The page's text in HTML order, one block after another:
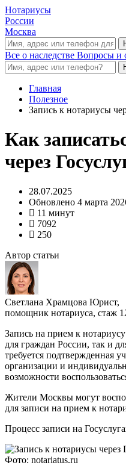
Нотариусы
России
Москва
Все о наследстве Вопросы и
Главная
Полезное
Запись к нотариусы
Как
через
28.07.2025
Обновлено 4 марта
11 минут
7092
250
Автор статьи
Светлана Храмцова Юрист,
помощник нотариуса, стаж
Запись на прием к
для граждан России, так и
требуется подтвержденная
организации и
возможности
Жители Москвы могут
для записи на прием к
Процесс записи на
Фото: notariatus.ru